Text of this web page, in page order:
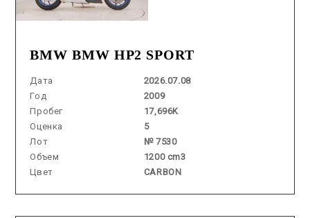
BMW BMW HP2 SPORT
Дата
2026.07.08
Год
2009
Пробег
17,696K
Оценка
5
Лот
№ 7530
Объем
1200 cm3
Цвет
CARBON